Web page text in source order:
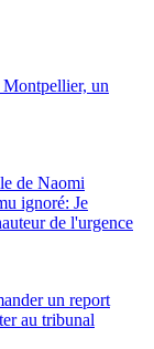
un
de Naomi
ignoré: Je
de l'urgence
un report
au tribunal